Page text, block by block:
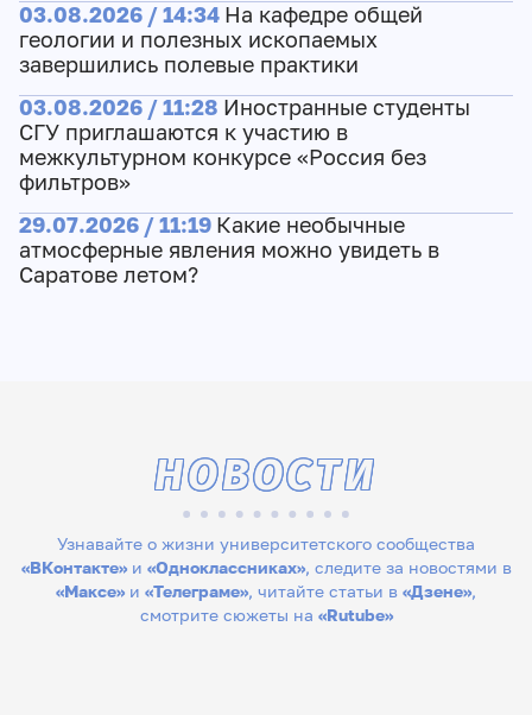
03.08.2026 / 14:34 На кафедре общей
геологии и полезных ископаемых
завершились полевые практики
03.08.2026 / 11:28 Иностранные студенты
СГУ приглашаются к участию в
межкультурном конкурсе «Россия без
фильтров»
29.07.2026 / 11:19 Какие необычные
атмосферные явления можно увидеть в
Саратове летом?
Узнавайте о жизни университетского сообщества
«ВКонтакте»и «Одноклассниках», следите за новостями в
«Максе» и «Телеграме», читайте статьи в «Дзене»,
смотрите сюжеты на «Rutube»
НОВОСТИ